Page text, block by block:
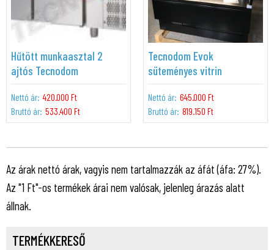
Hűtött munkaasztal 2
ajtós Tecnodom
Nettó ár: 420.000 Ft
Bruttó ár: 533.400 Ft
Tecnodom Evok
süteményes vitrin
Nettó ár: 645.000 Ft
Bruttó ár: 819.150 Ft
Az árak nettó árak, vagyis nem tartalmazzák az áfát (áfa: 27%).
Az "1 Ft"-os termékek árai nem valósak, jelenleg árazás alatt
állnak.
TERMÉKKERESŐ